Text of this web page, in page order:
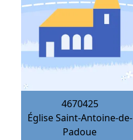
4670425
Église Saint-Antoine-de-
Padoue